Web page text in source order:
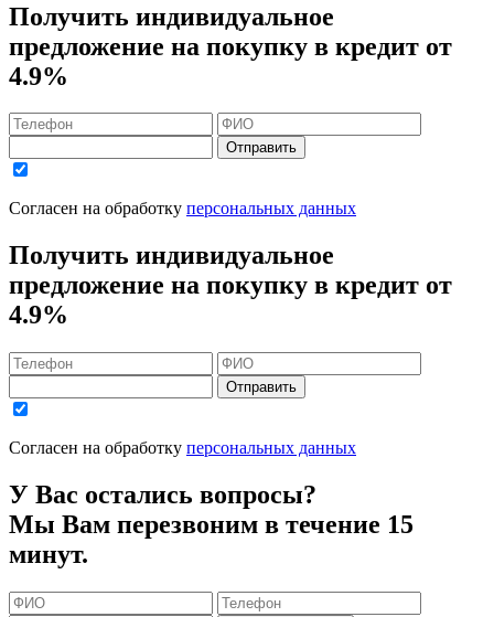
Получить индивидуальное
предложение на покупку в кредит от
4.9%
Отправить
Согласен на обработку персональных данных
Получить индивидуальное
предложение на покупку в кредит от
4.9%
Отправить
Согласен на обработку персональных данных
У Вас остались вопросы?
Мы Вам перезвоним в течение 15
минут.